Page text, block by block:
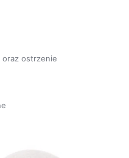
oraz ostrzenie